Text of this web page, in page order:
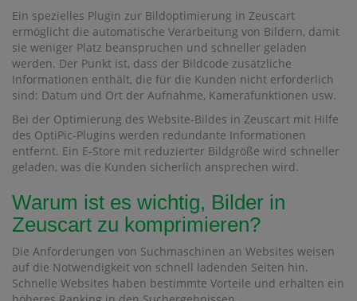
Ein spezielles Plugin zur Bildoptimierung in Zeuscart
ermöglicht die automatische Verarbeitung von Bildern, damit
sie weniger Platz beanspruchen und schneller geladen
werden. Der Punkt ist, dass der Bildcode zusätzliche
Informationen enthält, die für die Kunden nicht erforderlich
sind: Datum und Ort der Aufnahme, Kamerafunktionen usw.
Bei der Optimierung des Website-Bildes in Zeuscart mit Hilfe
des OptiPic-Plugins werden redundante Informationen
entfernt. Ein E-Store mit reduzierter Bildgröße wird schneller
geladen, was die Kunden sicherlich ansprechen wird.
Warum ist es wichtig, Bilder in
Zeuscart zu komprimieren?
Die Anforderungen von Suchmaschinen an Websites weisen
auf die Notwendigkeit von schnell ladenden Seiten hin.
Schnelle Websites haben bestimmte Vorteile und erhalten ein